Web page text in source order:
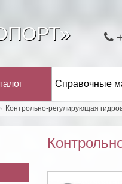
Справочные
Контрольно-регулирующая